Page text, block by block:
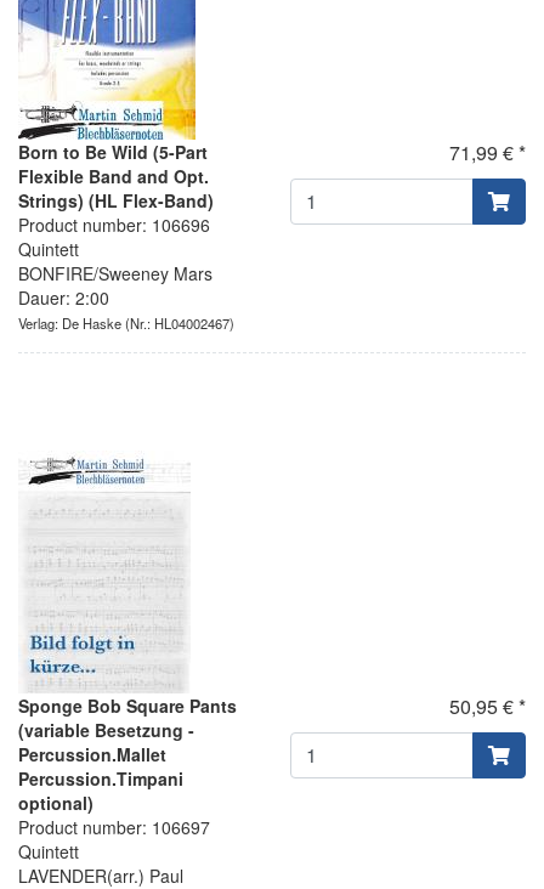
Born to Be Wild (5-Part
Flexible Band and Opt.
Strings) (HL Flex-Band)
Product number: 106696
Quintett
BONFIRE/Sweeney Mars
Dauer: 2:00
Verlag: De Haske(Nr.: HL04002467)
71,99 € *
Sponge Bob Square Pants
(variable Besetzung -
Percussion.Mallet
Percussion.Timpani
optional)
Product number: 106697
Quintett
LAVENDER(arr.) Paul
50,95 € *